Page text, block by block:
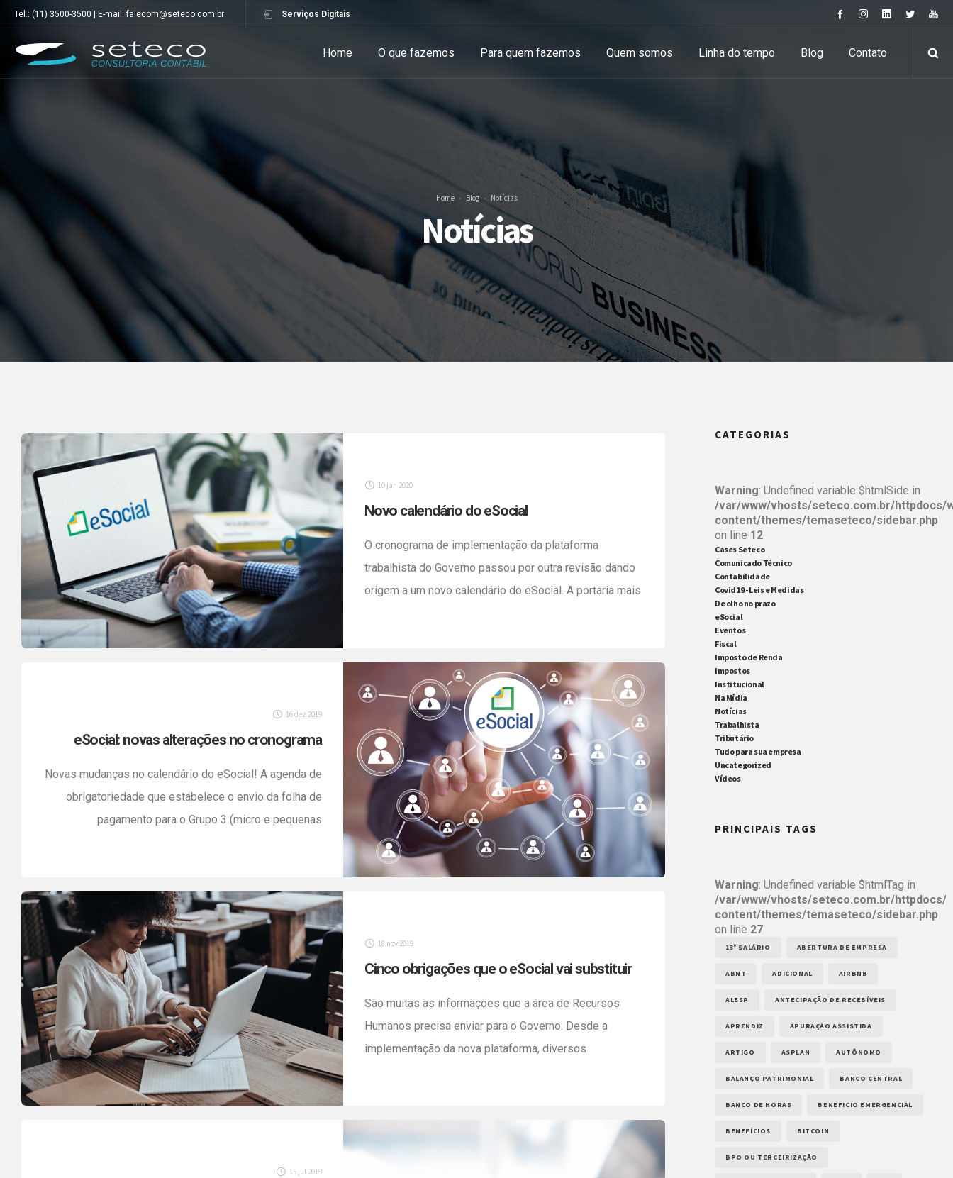
Tel.: (11) 3500-3500 | E-mail: falecom@seteco.com.br Serviços Digitais
Home O que fazemos Para quem fazemos Quem somos Linha do tempo Blog Contato
Home Blog Notícias
Notícias
10 jan 2020
Novo calendário do eSocial
O cronograma de implementação da plataforma
trabalhista do Governo passou por outra revisão dando
origem a um novo calendário do eSocial. A portaria mais
calendário do eSocial para não perder os prazos de […]
16 dez 2019
eSocial: novas alterações no cronograma
Novas mudanças no calendário do eSocial! A agenda de
obrigatoriedade que estabelece o envio da folha de
pagamento para o Grupo 3 (micro e pequenas
informações de Segurança e Saúde no Trabalho […]
18 nov 2019
Cinco obrigações que o eSocial vai substituir
São muitas as informações que a área de Recursos
Humanos precisa enviar para o Governo. Desde a
implementação da nova plataforma, diversos
substituir. Com o objetivo de eliminar de uma vez […]
15 jul 2019
CATEGORIAS
Warning: Undefined variable $htmlSide in
/var/www/vhosts/seteco.com.br/httpdocs/
content/themes/temaseteco/sidebar.php
on line 12
Cases Seteco
Comunicado Técnico
Contabilidade
Covid19 - Leis e Medidas
De olho no prazo
eSocial
Eventos
Fiscal
Imposto de Renda
Impostos
Institucional
Na Mídia
Notícias
Trabalhista
Tributário
Tudo para sua empresa
Uncategorized
Vídeos
PRINCIPAIS TAGS
Warning: Undefined variable $htmlTag in
/var/www/vhosts/seteco.com.br/httpdocs/
content/themes/temaseteco/sidebar.php
on line 27
13º SALÁRIO ABERTURA DE EMPRESA
ABNT ADICIONAL AIRBNB
ALESP ANTECIPAÇÃO DE RECEBÍVEIS
APRENDIZ APURAÇÃO ASSISTIDA
ARTIGO ASPLAN AUTÔNOMO
BALANÇO PATRIMONIAL BANCO CENTRAL
BANCO DE HORAS BENEFICIO EMERGENCIAL
BENEFÍCIOS BITCOIN
BPO OU TERCEIRIZAÇÃO